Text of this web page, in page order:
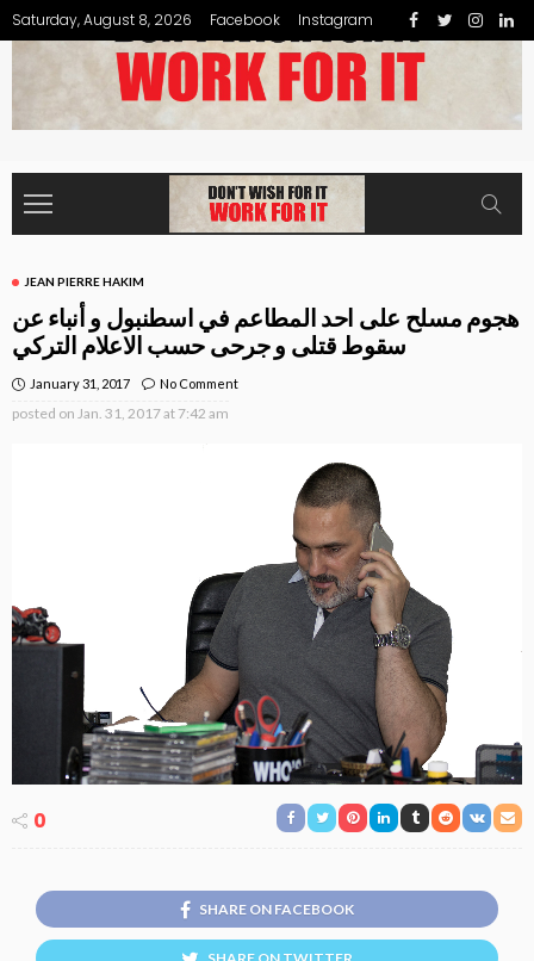
Saturday, August 8, 2026 Facebook Instagram
JEAN PIERRE HAKIM
هجوم مسلح على احد المطاعم في اسطنبول و أنباء عن
سقوط قتلى و جرحى حسب الاعلام التركي
January 31, 2017 No Comment
posted on Jan. 31, 2017 at 7:42 am
0
SHARE ON FACEBOOK